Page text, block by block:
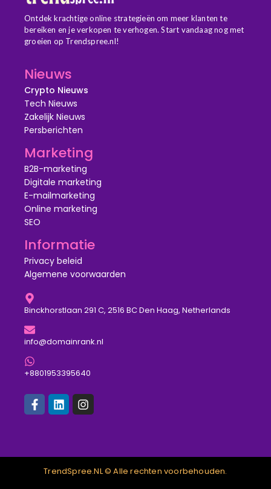
Ontdek krachtige online strategieën om meer klanten te
bereiken en je verkopen te verhogen. Start vandaag nog met
groeien op Trendspree.nl!
Nieuws
Crypto Nieuws
Tech Nieuws
Zakelijk Nieuws
Persberichten
Marketing
B2B-marketing
Digitale marketing
E-mailmarketing
Online marketing
SEO
Informatie
Privacy beleid
Algemene voorwaarden
Binckhorstlaan 291 C, 2516 BC Den Haag, Netherlands
info@domainrank.nl
+8801953395640
TrendSpree.NL © Alle rechten voorbehouden.